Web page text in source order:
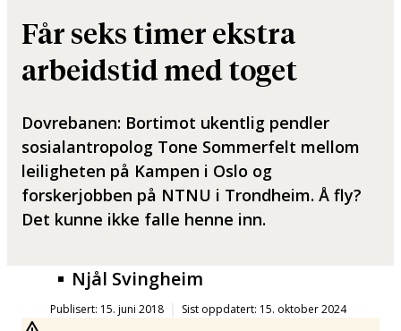
Får seks timer ekstra
arbeidstid med toget
Dovrebanen: Bortimot ukentlig pendler
sosialantropolog Tone Sommerfelt mellom
leiligheten på Kampen i Oslo og
forskerjobben på NTNU i Trondheim. Å fly?
Det kunne ikke falle henne inn.
Njål Svingheim
Publisert: 15. juni 2018 Sist oppdatert: 15. oktober 2024